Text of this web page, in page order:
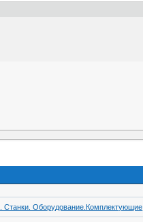
Станки. Оборудование.Комплектующие